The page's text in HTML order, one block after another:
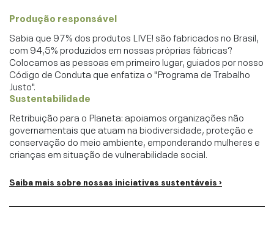
Produção responsável
Sabia que 97% dos produtos LIVE! são fabricados no Brasil,
com 94,5% produzidos em nossas próprias fábricas?
Colocamos as pessoas em primeiro lugar, guiados por nosso
Código de Conduta que enfatiza o "Programa de Trabalho
Justo".
Sustentabilidade
Retribuição para o Planeta: apoiamos organizações não
governamentais que atuam na biodiversidade, proteção e
conservação do meio ambiente, emponderando mulheres e
crianças em situação de vulnerabilidade social.
Saiba mais sobre nossas iniciativas sustentáveis ›